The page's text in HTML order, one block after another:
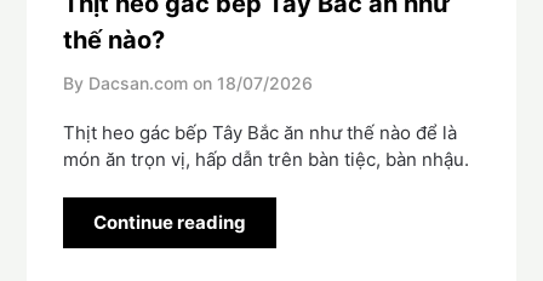
thế nào?
By Dacsan.com on 18/07/2026
Thịt heo gác bếp Tây Bắc ăn như thế nào để là
món ăn trọn vị, hấp dẫn trên bàn tiệc, bàn nhậu.
Continue reading